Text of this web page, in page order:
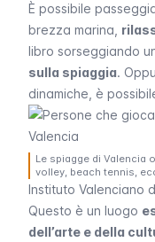
È possibile
brezza marina,
libro sorseggiando
sulla spiaggia.
dinamiche, è
Le spiagge di Valencia
volley, beach tennis,
Instituto Valenciano
Questo è un luogo
dell’arte e della